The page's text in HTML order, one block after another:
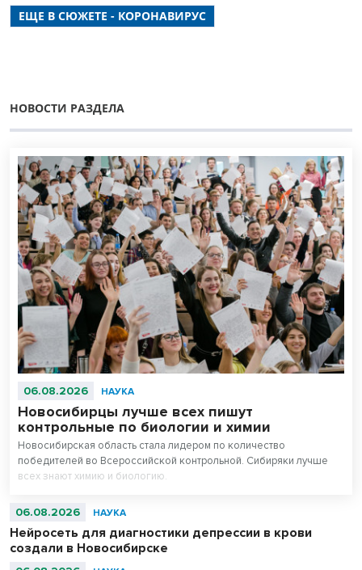
ЕЩЕ В СЮЖЕТЕ - КОРОНАВИРУС
НОВОСТИ РАЗДЕЛА
06.08.2026 НАУКА
Новосибирцы лучше всех пишут
контрольные по биологии и химии
Новосибирская область стала лидером по количество
победителей во Всероссийской контрольной. Сибиряки лучше
всех знают химию и биологию.
06.08.2026 НАУКА
Нейросеть для диагностики депрессии в крови
создали в Новосибирске